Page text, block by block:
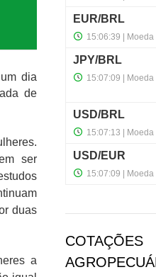
dia
de
ser
duas
a
COTAÇÕES